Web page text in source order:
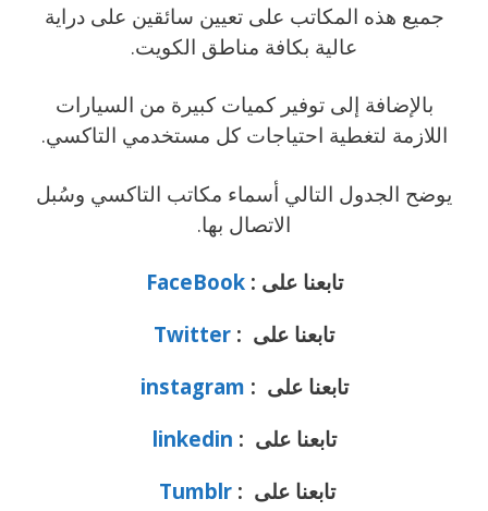
جميع هذه المكاتب على تعيين سائقين على دراية
عالية بكافة مناطق الكويت.
بالإضافة إلى توفير كميات كبيرة من السيارات
اللازمة لتغطية احتياجات كل مستخدمي التاكسي.
يوضح الجدول التالي أسماء مكاتب التاكسي وسُبل
الاتصال بها.​​
تابعنا على :FaceBook
تابعنا على : Twitter
تابعنا على : instagram
تابعنا على : linkedin
تابعنا على :Tumblr